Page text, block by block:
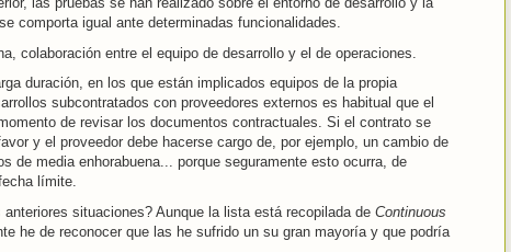
comporta igual ante determinadas funcionalidades.
colaboración entre el equipo de desarrollo y el de operaciones.
duración, en los que están implicados equipos de la propia
subcontratados con proveedores externos es habitual que el
de revisar los documentos contractuales. Si el contrato se
y el proveedor debe hacerse cargo de, por ejemplo, un cambio de
de media enhorabuena... porque seguramente esto ocurra, de
límite.
situaciones? Aunque la lista está recopilada de Continuous
he de reconocer que las he sufrido un su gran mayoría y que podría